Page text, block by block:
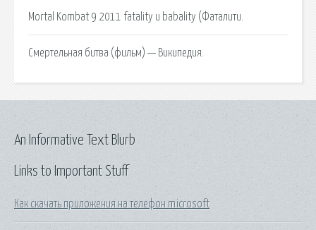
Mortal Kombat 9 2011 fatality и babality (Фаталити.
Смертельная битва (фильм) — Википедия.
Links to Important Stuff
Как скачать приложения на телефон microsoft
An Informative Text Blurb